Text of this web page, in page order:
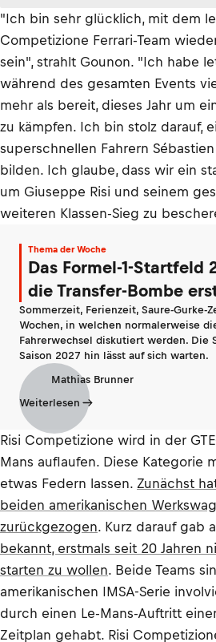
"Ich bin sehr glücklich, mit dem
Competizione Ferrari-Team
sein", strahlt Gounon. "Ich habe
während des gesamten Events
mehr als bereit, dieses Jahr um
zu kämpfen. Ich bin stolz darauf,
superschnellen Fahrern
bilden. Ich glaube, dass wir ein
um Giuseppe Risi und seinem
weiteren Klassen-Sieg zu
Thema der Woche
Das Formel-1-Startfeld
die Transfer-Bombe
Sommerzeit, Ferienzeit, Saure-Gurke-
Wochen, in welchen normalerweise
Fahrerwechsel diskutiert werden. Die
Saison 2027 hin lässt auf sich warten.
Mathias Brunner
Weiterlesen
Risi Competizione wird in der
Mans auflaufen. Diese Kategorie
etwas Federn lassen. Zunächst
beiden amerikanischen
zurückgezogen. Kurz darauf gab
bekannt, erstmals seit 20 Jahren
starten zu wollen. Beide Teams
amerikanischen IMSA-Serie
durch einen Le-Mans-Auftritt
Zeitplan gehabt. Risi